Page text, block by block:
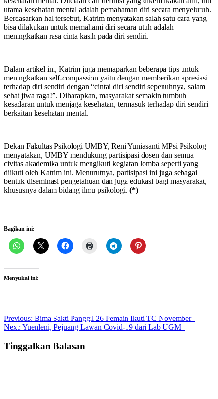
utama kesehatan mental adalah pemahaman diri secara menyeluruh.
Berdasarkan hal tersebut, Katrim menyatakan salah satu cara yang
bisa dilakukan untuk memahami diri secara utuh adalah
meningkatkan rasa cinta kasih pada diri sendiri.
Dalam artikel ini, Katrim juga memaparkan beberapa tips untuk
meningkatkan self-compassion yaitu dengan memberikan apresiasi
terhadap diri sendiri dengan “cintai diri sendiri sepenuhnya, salam
sehat jiwa raga!”. Diharapkan, masyarakat semakin tumbuh
kesadaran untuk menjaga kesehatan, termasuk terhadap diri sendiri
berkaitan kesehatan mental.
Dekan Fakultas Psikologi UMBY, Reni Yuniasanti MPsi Psikolog
menyatakan, UMBY mendukung partisipasi dosen dan semua
civitas akademika untuk mengikuti kegiatan lomba seperti yang
diikuti oleh Katrim ini. Menurutnya, partisipasi ini juga sebagai
bentuk diseminasi pengetahuan dan juga edukasi bagi masyarakat,
khususnya dalam bidang ilmu psikologi. (*)
Bagikan ini:
Menyukai ini:
Post
navigation
Previous: Bima Sakti Panggil 26 Pemain Ikuti TC November
Next: Yuenleni, Pejuang Lawan Covid-19 dari Lab UGM
Tinggalkan Balasan